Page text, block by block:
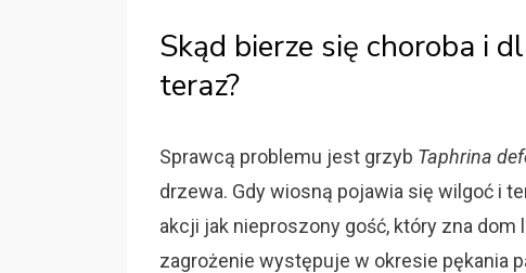
Skąd bierze się choroba i
teraz?
Sprawcą problemu jest grzyb Taphrina
drzewa. Gdy wiosną pojawia się wilgoć i
akcji jak nieproszony gość, który zna
zagrożenie występuje w okresie pękania